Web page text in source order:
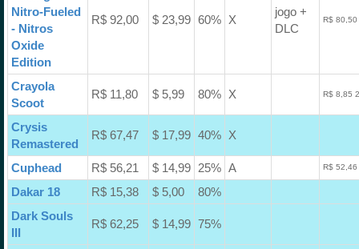
Nitro-Fueled
- Nitros
Oxide
Edition
R$ 92,00 $ 23,99 60% X
jogo +
DLC
R$
Crayola
Scoot
R$ 11,80 $ 5,99 80% X R$ 8,85
Crysis
Remastered
R$ 67,47 $ 17,99 40% X
Cuphead R$ 56,21 $ 14,99 25% A R$
Dakar 18 R$ 15,38 $ 5,00
80%
Dark Souls
III
R$ 62,25 $ 14,99 75%